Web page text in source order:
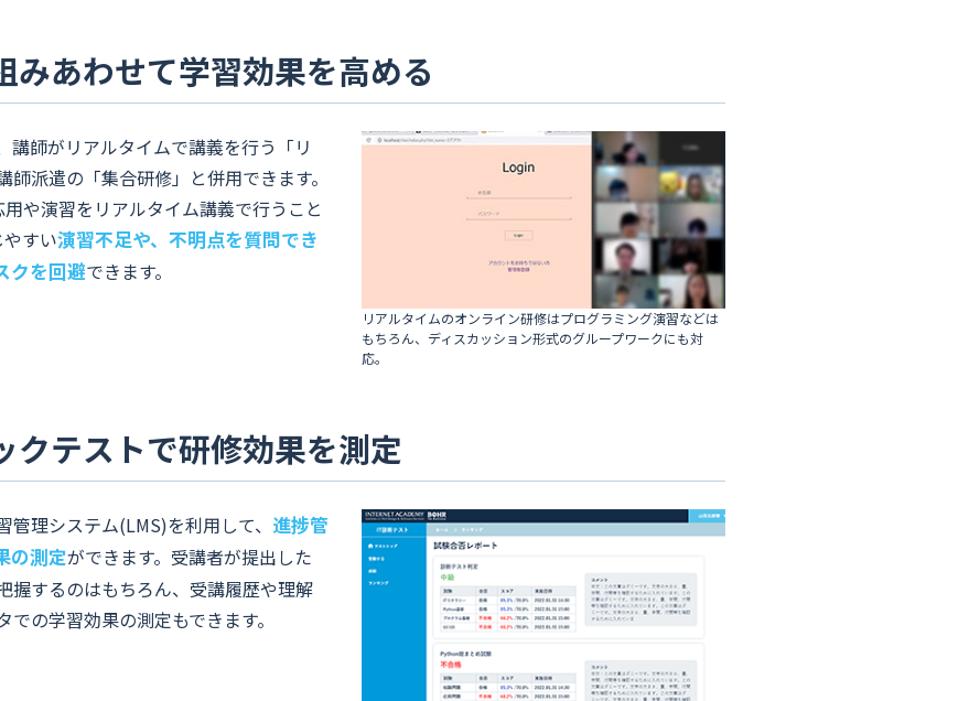
みあわせて学習効果を高める
リアルタイムのオンライン研修はプログラミング演習などは
もちろん、ディスカッション形式のグループワークにも対
応。
講師がリアルタイムで講義を行う「リ
派遣の「集合研修」と併用できます。
や演習をリアルタイム講義で行うこと
すい演習不足や、不明点を質問でき
クを回避できます。
クテストで研修効果を測定
理システム(LMS)を利用して、 進捗管
の測定ができます。受講者が提出した
握するのはもちろん、受講履歴や理解
の学習効果の測定もできます。